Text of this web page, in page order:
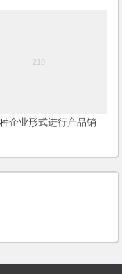
企业形式进行产品销